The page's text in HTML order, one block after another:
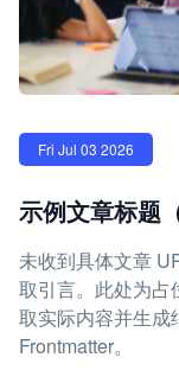
Fri Jul 03 2026
示例文章标题
未收到具体文章
取引言。此处为占
取实际内容并生成
Frontmatter。